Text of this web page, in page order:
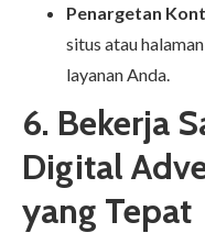
Penargetan
situs atau
layanan Anda.
6. Bekerja
Digital
yang Tepat